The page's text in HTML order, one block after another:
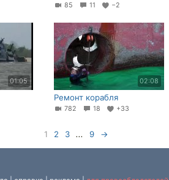
85 11 −2
01:05 02:08
Ремонт корабля
782 18 +33
1 2 3 ... 9 →